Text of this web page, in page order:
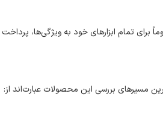
برای تمام ابزارهای خود به ویژگی‌ها،